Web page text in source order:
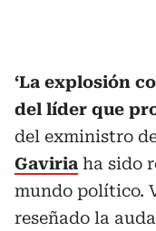
‘La explosión
del líder que
del exministro
Gaviria ha sido
mundo político.
reseñado la